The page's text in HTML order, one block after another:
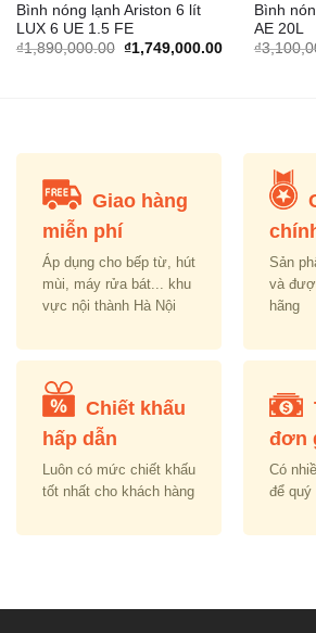
Bình nóng lạnh Ariston 6 lít
LUX 6 UE 1.5 FE
₫1,890,000.00 Original
₫1,749,000.00Current
Bình
AE 20L
₫
Giao hàng
miễn phí
Áp dụng cho bếp từ, hút
mùi, máy rửa bát... khu
vực nội thành Hà Nội
Sản
và
hãng
Chiết khấu
hấp dẫn
Luôn có mức chiết khấu
tốt nhất cho khách hàng
đơn
Có
để quý